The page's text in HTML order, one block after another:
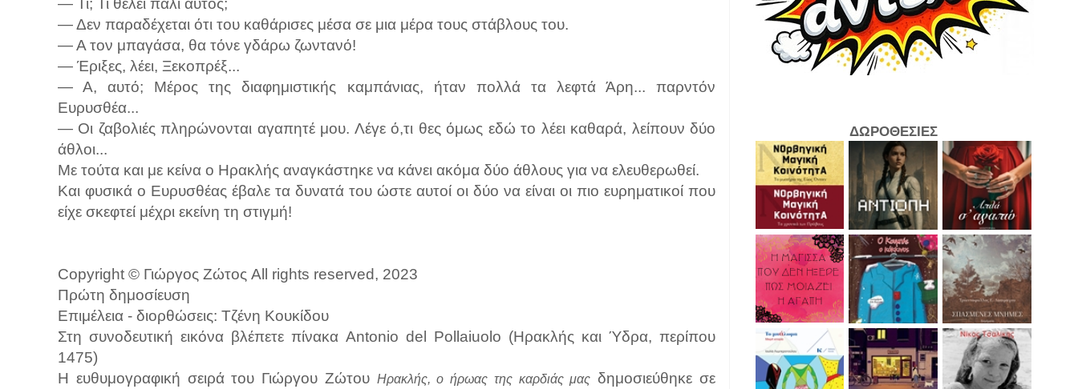
— Τι; Τι θέλει πάλι αυτός;
— Δεν παραδέχεται ότι του καθάρισες μέσα σε μια μέρα τους στάβλους του.
— Α τον μπαγάσα, θα τόνε γδάρω ζωντανό!
— Έριξες, λέει, Ξεκοπρέξ...
— Α, αυτό; Μέρος της διαφημιστικής καμπάνιας, ήταν πολλά τα λεφτά Άρη... παρντόν
Ευρυσθέα...
— Οι ζαβολιές πληρώνονται αγαπητέ μου. Λέγε ό,τι θες όμως εδώ το λέει καθαρά, λείπουν δύο
άθλοι...
Με τούτα και με κείνα ο Ηρακλής αναγκάστηκε να κάνει ακόμα δύο άθλους για να ελευθερωθεί.
Και φυσικά ο Ευρυσθέας έβαλε τα δυνατά του ώστε αυτοί οι δύο να είναι οι πιο ευρηματικοί που
είχε σκεφτεί μέχρι εκείνη τη στιγμή!
Copyright © Γιώργος Ζώτος All rights reserved, 2023
Πρώτη δημοσίευση
Επιμέλεια - διορθώσεις: Τζένη Κουκίδου
Στη συνοδευτική εικόνα βλέπετε πίνακα Antonio del Pollaiuolo (Ηρακλής και Ύδρα, περίπου
1475)
Η ευθυμογραφική σειρά του Γιώργου Ζώτου Ηρακλής, ο ήρωας της καρδιάς μας δημοσιεύθηκε σε
ΔΩΡΟΘΕΣΙΕΣ